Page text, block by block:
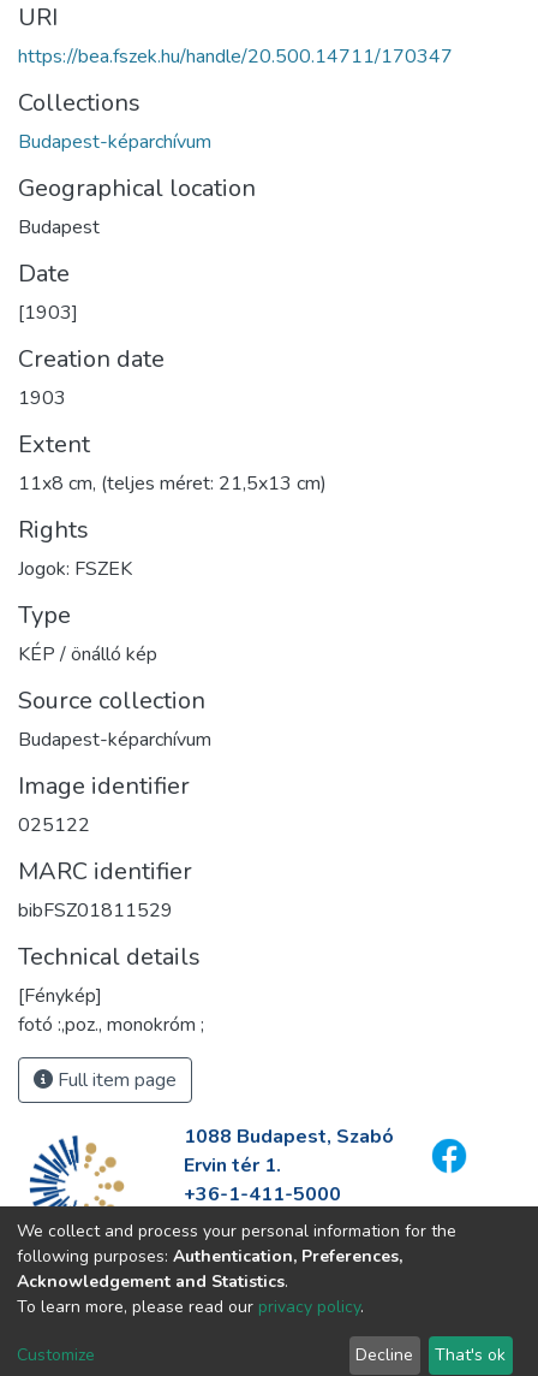
URI
https://bea.fszek.hu/handle/20.500.14711/170347
Collections
Budapest-képarchívum
Geographical location
Budapest
Date
[1903]
Creation date
1903
Extent
11x8 cm, (teljes méret: 21,5x13 cm)
Rights
Jogok: FSZEK
Type
KÉP / önálló kép
Source collection
Budapest-képarchívum
Image identifier
025122
MARC identifier
bibFSZ01811529
Technical details
[Fénykép]
fotó :,poz., monokróm ;
Full item page
1088 Budapest, Szabó
Ervin tér 1.
+36-1-411-5000
info@fszek.hu
https://fszek.hu
We collect and process your personal information for the
following purposes: Authentication, Preferences,
Acknowledgement and Statistics.
To learn more, please read our privacy policy.
Customize Decline That's ok